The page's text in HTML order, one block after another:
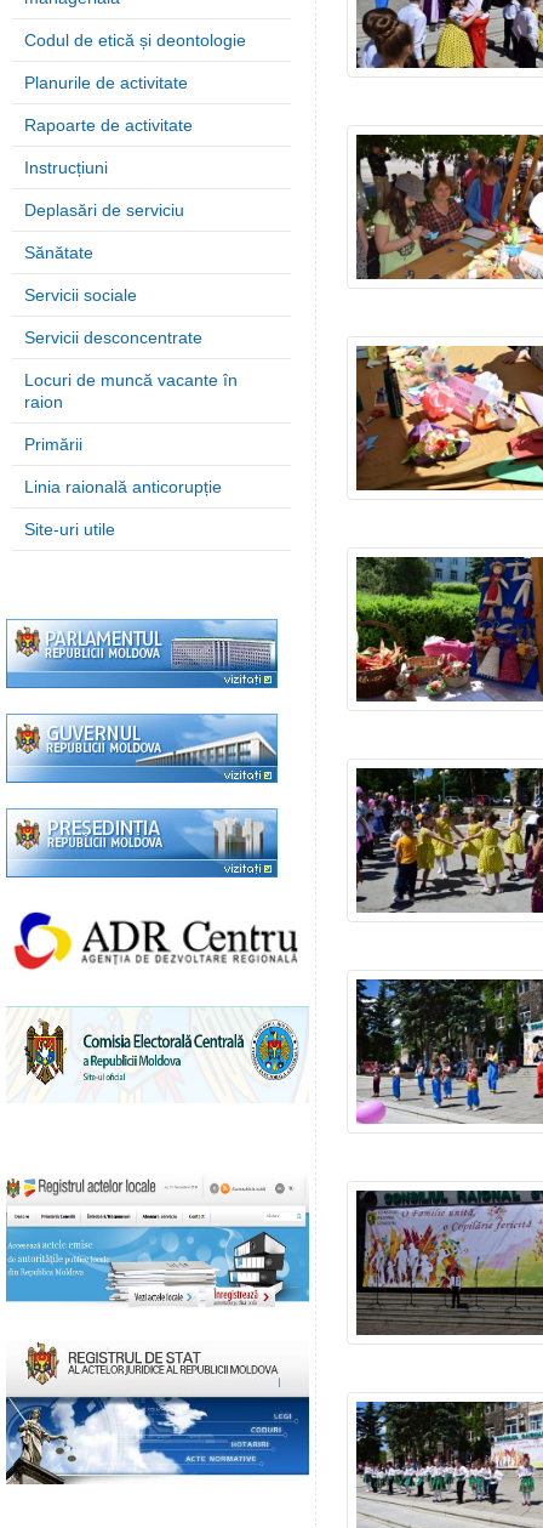
Codul de etică și deontologie
Planurile de activitate
Rapoarte de activitate
Instrucțiuni
Deplasări de serviciu
Sănătate
Servicii sociale
Servicii desconcentrate
Locuri de muncă vacante în
raion
Primării
Linia raională anticorupție
Site-uri utile